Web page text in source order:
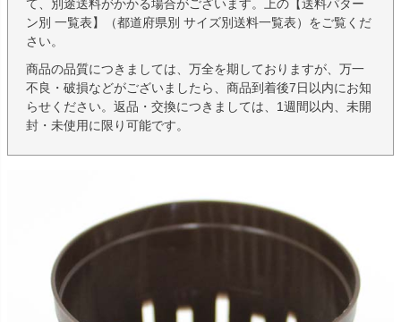
て、別途送料がかかる場合がございます。上の【送料パター
ン別 一覧表】（都道府県別 サイズ別送料一覧表）をご覧くだ
さい。
商品の品質につきましては、万全を期しておりますが、万一
不良・破損などがございましたら、商品到着後7日以内にお知
らせください。返品・交換につきましては、1週間以内、未開
封・未使用に限り可能です。